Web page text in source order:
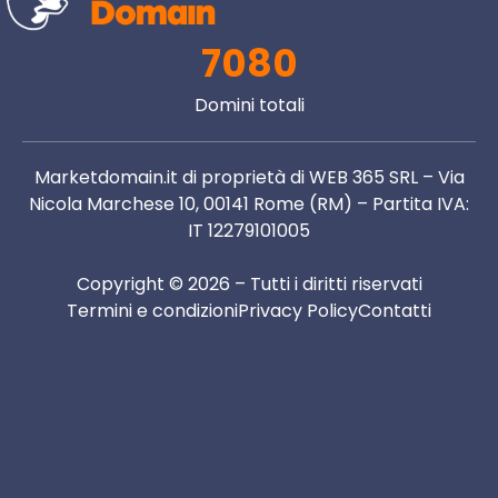
7080
Domini totali
Marketdomain.it di proprietà di WEB 365 SRL – Via
Nicola Marchese 10, 00141 Rome (RM) – Partita IVA:
IT 12279101005
Copyright © 2026 – Tutti i diritti riservati
Termini e condizioniPrivacy PolicyContatti